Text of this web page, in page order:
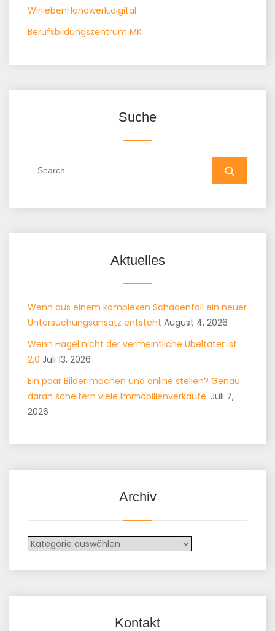
WirliebenHandwerk.digital
Berufsbildungszentrum MK
Suche
Aktuelles
Wenn aus einem komplexen Schadenfall ein neuer
Untersuchungsansatz entsteht August 4, 2026
Wenn Hagel nicht der vermeintliche Übeltäter ist
2.0 Juli 13, 2026
Ein paar Bilder machen und online stellen? Genau
daran scheitern viele Immobilienverkäufe. Juli 7,
2026
Archiv
Kontakt